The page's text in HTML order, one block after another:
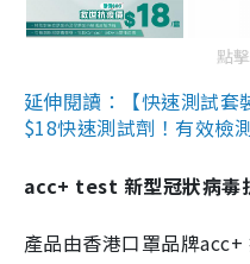
點
延伸閱讀：【快速測試
$18快速測試劑！有效檢
acc+ test 新型冠狀病毒
產品由香港口罩品牌